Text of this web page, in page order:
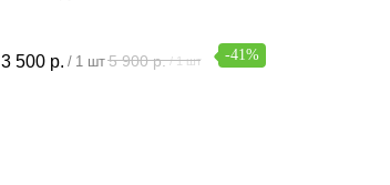
3 500 р. / 1 шт 5 900 р. / 1 шт -41%